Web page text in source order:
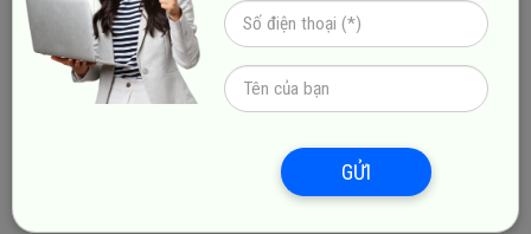
kể để trở nên đặc biệt.
5. Tính truyền cảm hứng
Một câu chuyện thương hiệu hấp dẫn phải truyền cảm
động lực, khơi gợi niềm tin và hành động từ khách hàng.
Khi khách hàng thấy mình được truyền cảm hứng, họ
không chỉ mua sản phẩm mà còn trở thành những người
GỬI